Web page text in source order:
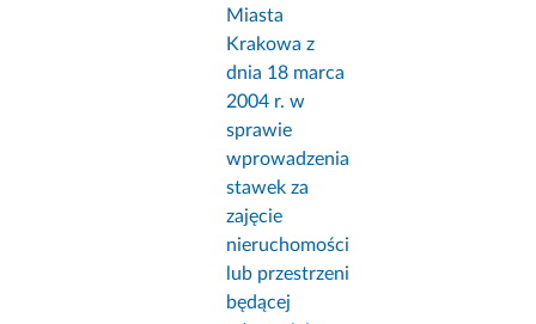
Miasta
Krakowa z
dnia 18 marca
2004 r. w
sprawie
wprowadzenia
stawek za
zajęcie
nieruchomości
lub przestrzeni
będącej